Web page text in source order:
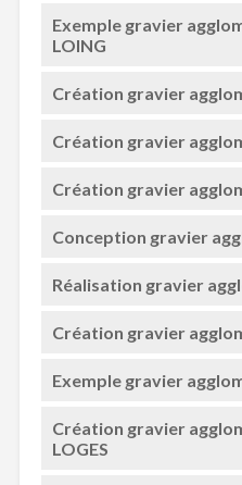
Exemple gravier
LOING
Création gravier
Création gravier
Création gravier
Conception gravier
Réalisation gravier
Création gravier
Exemple gravier
Création gravier
LOGES